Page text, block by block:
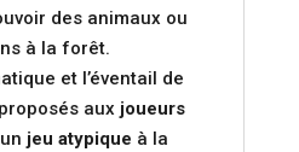
des animaux ou
à la forêt.
et l’éventail de
aux joueurs
un jeu atypique à la